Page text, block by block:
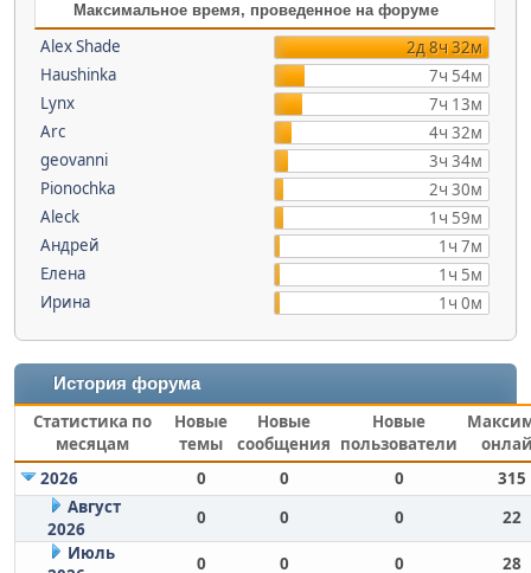
Максимальное время, проведенное на форуме
Alex Shade
2д 8ч 32м
Haushinka
7ч 54м
Lynx
7ч 13м
Arc
4ч 32м
geovanni
3ч 34м
Pionochka
2ч 30м
Aleck
1ч 59м
Андрей
1ч 7м
Елена
1ч 5м
Ирина
1ч 0м
История форума
Статистика по
месяцам
Новые
темы
Новые
сообщения
Новые
пользователи
2026
0 0 0
315
Август
2026
0 0 0
22
Июль
0 0 0
28